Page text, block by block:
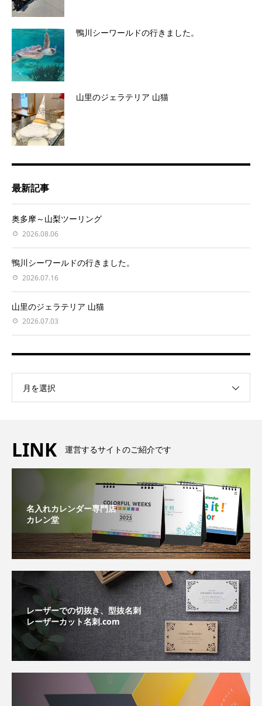
鴨川シーワールドの行きました。
山里のジェラテリア 山猫
最新記事
奥多摩～山梨ツーリング
2026.08.06
鴨川シーワールドの行きました。
2026.07.16
山里のジェラテリア 山猫
2026.07.03
月を選択
LINK 運営するサイトのご紹介です
名入れカレンダー専門店
カレン堂
レーザーでの切抜き、型抜名刺
レーザーカット名刺.com